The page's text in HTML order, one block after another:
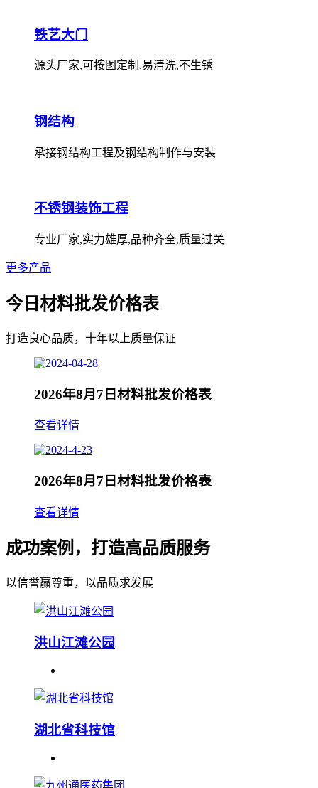
铁艺大门
源头厂家,可按图定制,易清洗,不生锈
钢结构
承接钢结构工程及钢结构制作与安装
不锈钢装饰工程
专业厂家,实力雄厚,品种齐全,质量过关
更多产品
今日材料批发价格表
打造良心品质，十年以上质量保证
2026年8月7日材料批发价格表
查看详情
2026年8月7日材料批发价格表
查看详情
成功案例，打造高品质服务
以信誉赢尊重，以品质求发展
洪山江滩公园
湖北省科技馆